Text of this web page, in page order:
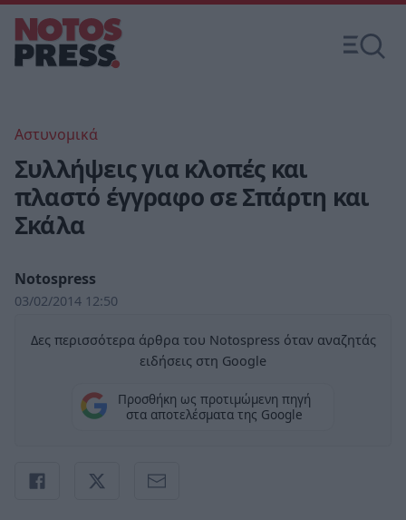
Αστυνομικά
Συλλήψεις για κλοπές και
πλαστό έγγραφο σε Σπάρτη και
Σκάλα
Notospress
03/02/2014 12:50
Δες περισσότερα άρθρα του Notospress όταν αναζητάς
ειδήσεις στη Google
Προσθήκη ως προτιμώμενη πηγή
στα αποτελέσματα της Google